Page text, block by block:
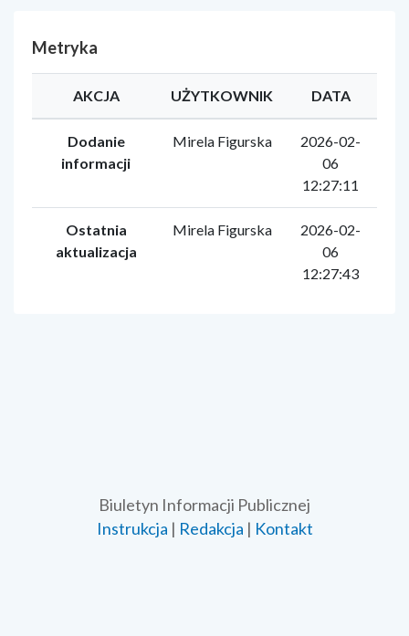
Metryka
AKCJA UŻYTKOWNIK DATA
Dodanie
informacji
Mirela Figurska
2026-02-
06
12:27:11
Ostatnia
aktualizacja
Mirela Figurska
2026-02-
06
12:27:43
Biuletyn Informacji Publicznej
Instrukcja | Redakcja | Kontakt